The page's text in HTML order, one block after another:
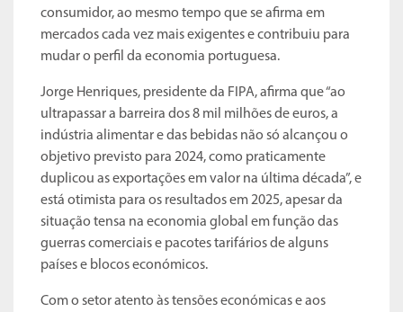
consumidor, ao mesmo tempo que se afirma em
mercados cada vez mais exigentes e contribuiu para
mudar o perfil da economia portuguesa.
Jorge Henriques, presidente da FIPA, afirma que “ao
ultrapassar a barreira dos 8 mil milhões de euros, a
indústria alimentar e das bebidas não só alcançou o
objetivo previsto para 2024, como praticamente
duplicou as exportações em valor na última década”, e
está otimista para os resultados em 2025, apesar da
situação tensa na economia global em função das
guerras comerciais e pacotes tarifários de alguns
países e blocos económicos.
Com o setor atento às tensões económicas e aos